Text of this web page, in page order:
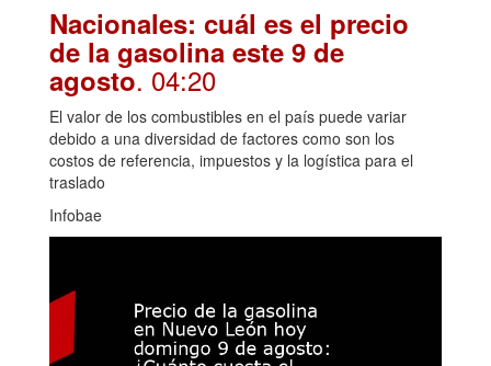
Nacionales: cuál es el precio
de la gasolina este 9 de
agosto. 04:20
El valor de los combustibles en el país puede variar
debido a una diversidad de factores como son los
costos de referencia, impuestos y la logística para el
traslado
Infobae